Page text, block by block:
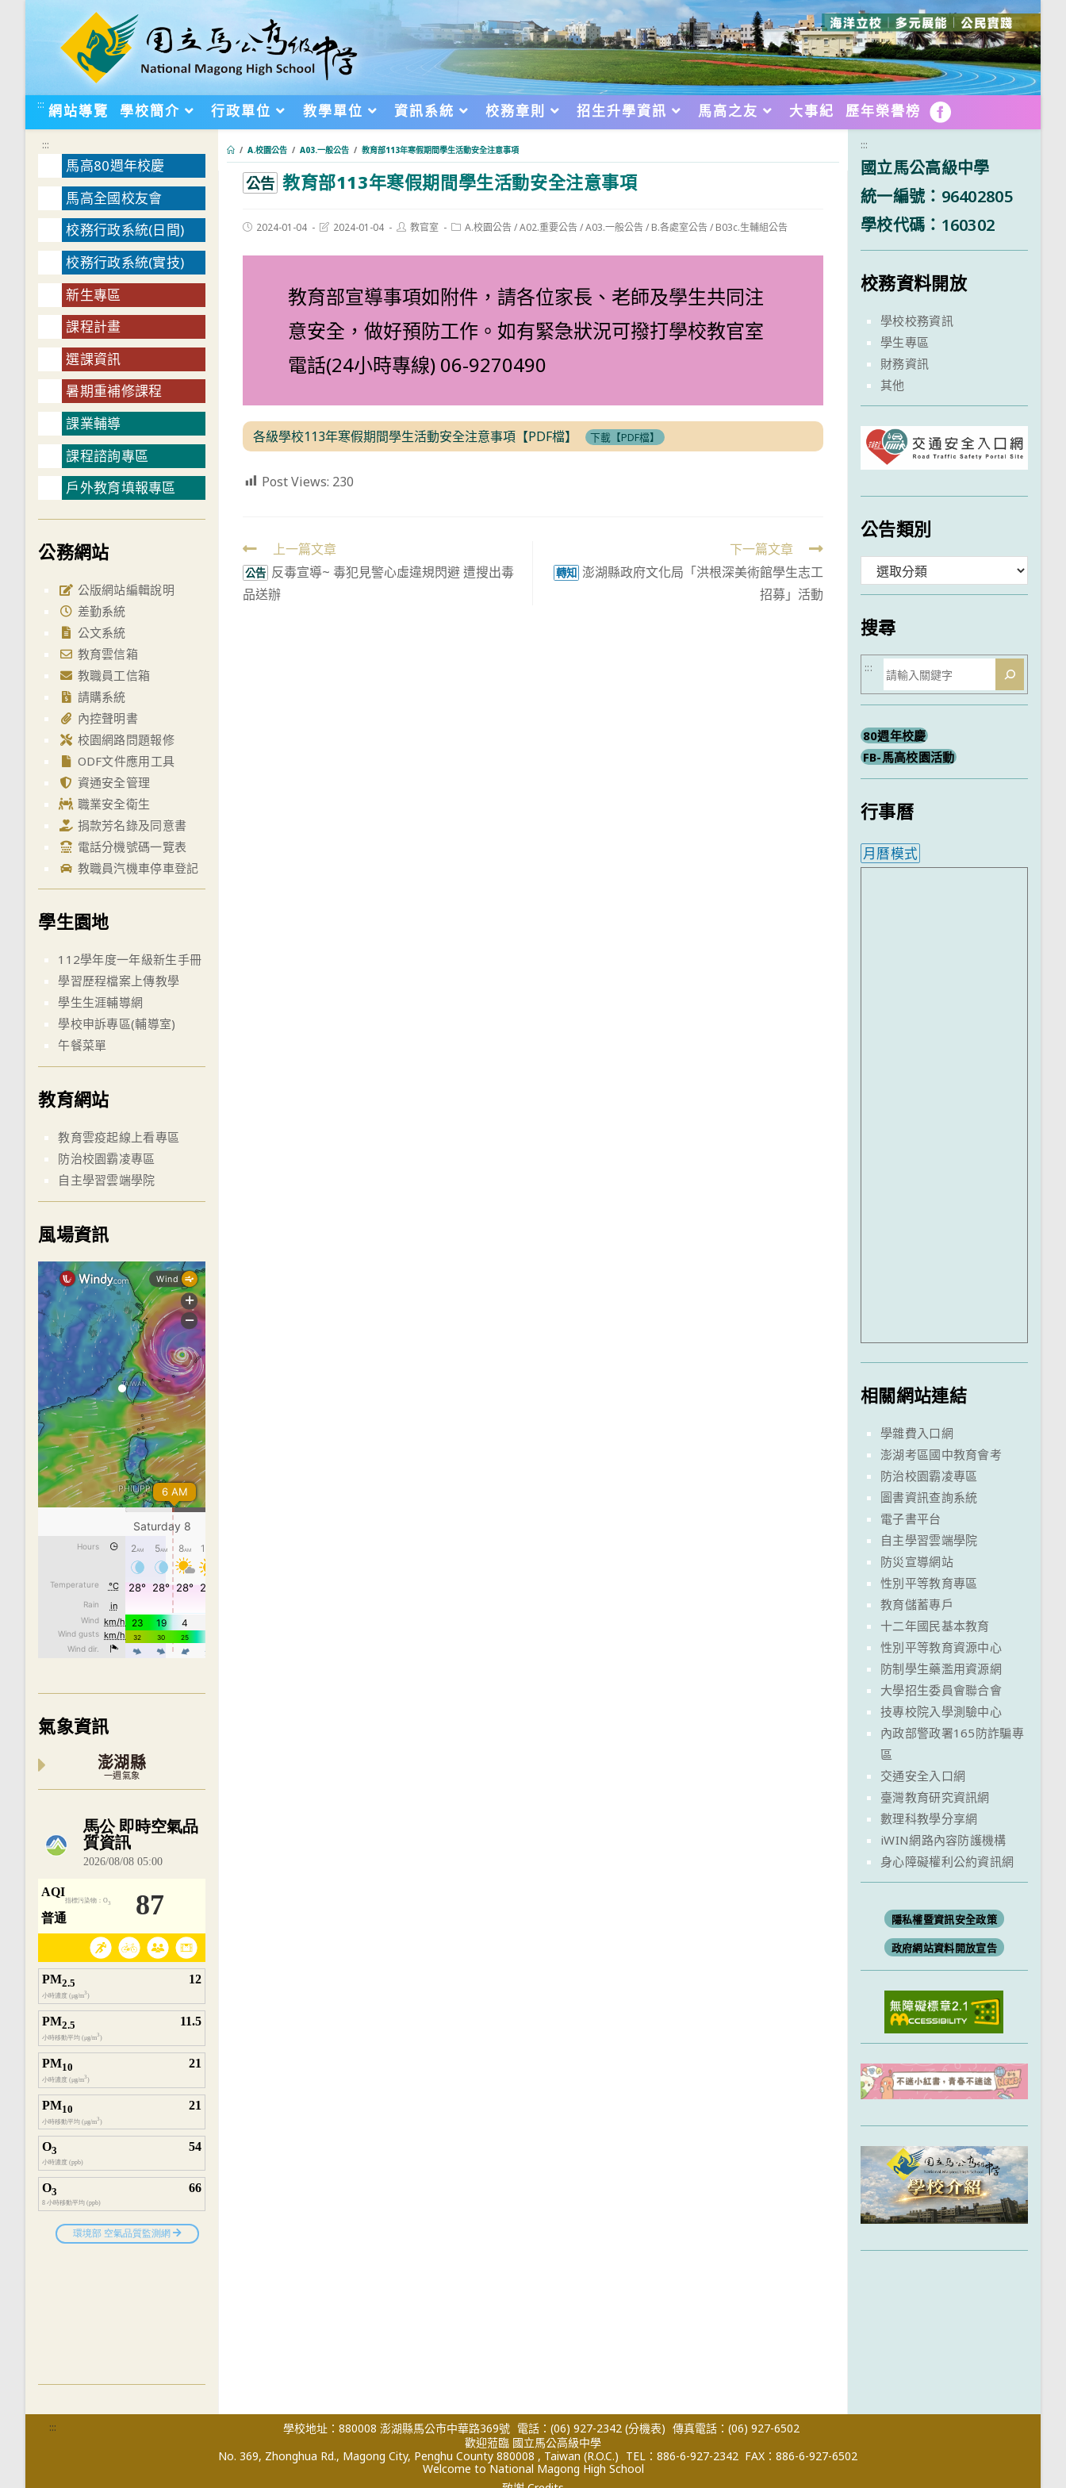
::: 網站導覽 學校簡介 行政單位 教學單位 資訊系統 校務章則 招生升學資訊 馬高之友 大事紀 歷年榮譽榜 FB
/ A.校園公告 / A03.一般公告 / 教育部113年寒假期間學生活動安全注意事項
公告 教育部113年寒假期間學生活動安全注意事項
Post2024-01-04
Post2024-01-04
Post教官室
PostA.校園公告/A02.重要公告/A03.一般公告/ B.各處室公告/ B03c.生輔組公告
教育部宣導事項如附件，請各位家長、老師及學生共同注
意安全，做好預防工作。如有緊急狀況可撥打學校教官室
電話(24小時專線) 06-9270490
各級學校113年寒假期間學生活動安全注意事項【PDF檔】 下載【PDF檔】
Post Views: 230
Read
more
articles
上一篇文章
公告 反毒宣導~ 毒犯見警心虛違規閃避 遭搜出毒
品送辦
下一篇文章
轉知 澎湖縣政府文化局「洪根深美術館學生志工
招募」活動
:::
馬高80週年校慶
馬高全國校友會
校務行政系統(日間)
校務行政系統(實技)
新生專區
課程計畫
選課資訊
暑期重補修課程
課業輔導
課程諮詢專區
戶外教育填報專區
公務網站
公版網站編輯說明
差勤系統
公文系統
教育雲信箱
教職員工信箱
請購系統
內控聲明書
校園網路問題報修
ODF文件應用工具
資通安全管理
職業安全衛生
捐款芳名錄及同意書
電話分機號碼一覽表
教職員汽機車停車登記
學生園地
112學年度一年級新生手冊
學習歷程檔案上傳教學
學生生涯輔導網
學校申訴專區(輔導室)
午餐菜單
教育網站
教育雲疫起線上看專區
防治校園霸凌專區
自主學習雲端學院
風場資訊
氣象資訊
澎湖縣
一週氣象
內嵌空氣品質小工具為視覺預覽，完整即時空氣品質資料請開啟
:::
國立馬公高級中學
統一編號：96402805
學校代碼：160302
校務資料開放
學校校務資訊
學生專區
財務資訊
其他
公告類別
類
搜尋
搜
尋
:::
80週年校慶
FB-馬高校園活動
行事曆
月曆模式
相關網站連結
學雜費入口網
澎湖考區國中教育會考
防治校園霸凌專區
圖書資訊查詢系統
電子書平台
自主學習雲端學院
防災宣導網站
性別平等教育專區
教育儲蓄專戶
十二年國民基本教育
性別平等教育資源中心
防制學生藥濫用資源網
大學招生委員會聯合會
技專校院入學測驗中心
內政部警政署165防詐騙專
區
交通安全入口網
臺灣教育研究資訊網
數理科教學分享網
iWIN網路內容防護機構
身心障礙權利公約資訊網
隱私權暨資訊安全政策
政府網站資料開放宣告
::: 學校地址：880008 澎湖縣馬公市中華路369號 電話：(06) 927-2342 (分機表) 傳真電話：(06) 927-6502
歡迎蒞臨 國立馬公高級中學
No. 369, Zhonghua Rd., Magong City, Penghu County 880008 , Taiwan (R.O.C.) TEL：886-6-927-2342 FAX：886-6-927-6502
Welcome to National Magong High School